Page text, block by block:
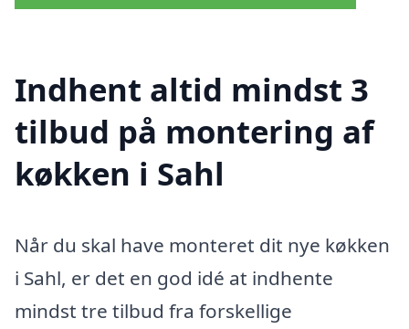
Indhent altid mindst 3
tilbud på montering af
køkken i Sahl
Når du skal have monteret dit nye køkken
i Sahl, er det en god idé at indhente
mindst tre tilbud fra forskellige